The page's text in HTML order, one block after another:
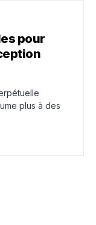
pour
plus à des